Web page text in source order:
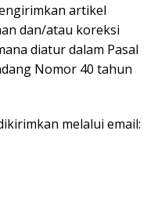
artikel
dan/atau koreksi
diatur dalam Pasal
Nomor 40 tahun
melalui email: